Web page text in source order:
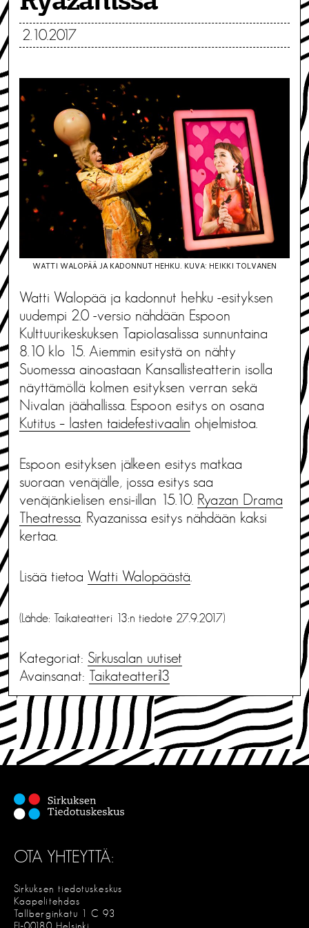
2.10.2017
WATTI WALOPÄÄ JA KADONNUT HEHKU. KUVA: HEIKKI TOLVANEN
Watti Walopää ja kadonnut hehku -esityksen
uudempi 2.0 -versio nähdään Espoon
Kulttuurikeskuksen Tapiolasalissa sunnuntaina
8.10 klo 15. Aiemmin esitystä on nähty
Suomessa ainoastaan Kansallisteatterin isolla
näyttämöllä kolmen esityksen verran sekä
Nivalan jäähallissa. Espoon esitys on osana
Kutitus – lasten taidefestivaalin ohjelmistoa.
Espoon esityksen jälkeen esitys matkaa
suoraan venäjälle, jossa esitys saa
venäjänkielisen ensi-illan 15.10. Ryazan Drama
Theatressa . Ryazanissa esitys nähdään kaksi
kertaa.
Lisää tietoa Watti Walopäästä
(Lähde: Taikateatteri 13:n tiedote 27.9.2017)
Kategoriat: Sirkusalan uutiset
Avainsanat: Taikateatteri13
OTA YHTEYTTÄ:
Sirkuksen tiedotuskeskus
Kaapelitehdas
Tallberginkatu 1 C 93